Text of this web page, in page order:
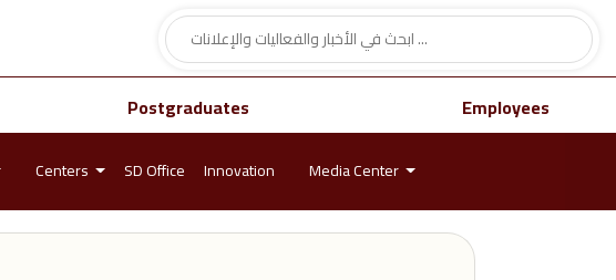
Postgraduates Employees
Centers SD Office Innovation Media Center